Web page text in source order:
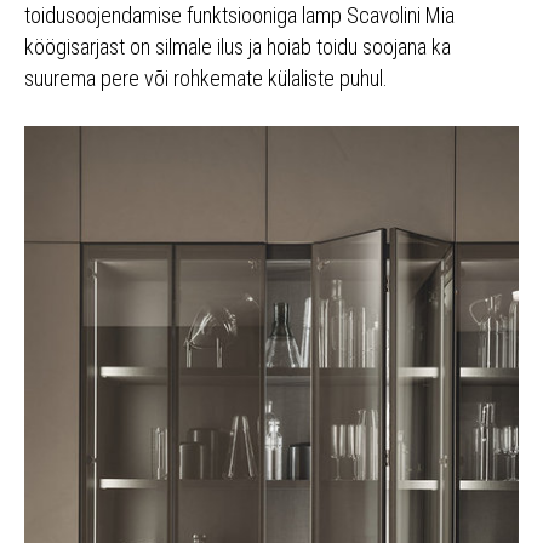
toidusoojendamise funktsiooniga lamp Scavolini Mia
köögisarjast on silmale ilus ja hoiab toidu soojana ka
suurema pere või rohkemate külaliste puhul.